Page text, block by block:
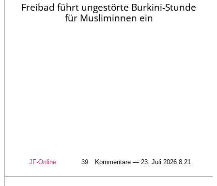
Freibad führt ungestörte Burkini-Stunde
für Musliminnen ein
JF-Online 39 Kommentare — 23. Juli 2026 8:21